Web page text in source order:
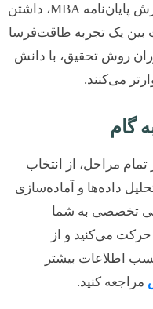
با توجه به پیچیدگی‌ها و چالش ها نگارش پایان‌نامه MBA، داشتن
یک تجربه طاقت‌فرسا
تحقیق، با دانش
از انتخاب
و آماده‌سازی
تخصصی به شما
می‌کنید و از
بیشتر
کنید.